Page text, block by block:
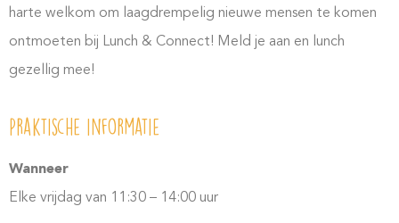
harte welkom om laagdrempelig nieuwe mensen te komen
ontmoeten bij Lunch & Connect! Meld je aan en lunch
gezellig mee!
Praktische informatie
Wanneer
Elke vrijdag van 11:30 – 14:00 uur